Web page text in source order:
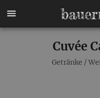
Cuvée
Getränke /